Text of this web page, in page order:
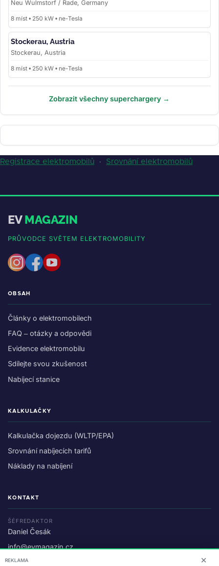
Neu Wulmstorf / Rade, Germany
8 míst • 250 kW • ne-Tesla
Stockerau, Austria
Stockerau, Austria
8 míst • 250 kW • ne-Tesla
Zobrazit všechny superchargery →
Registrace elektromobilů · Srovnání elektromobilů
EVMAGAZIN
PRŮVODCE SVĚTEM ELEKTROMOBILITY
OBSAH
Články o elektromobilech
FAQ – otázky a odpovědi
Evidence elektromobilu
Sdílejte svou zkušenost
Nabíjecí stanice
KALKULAČKY
Kalkulačka dojezdu (WLTP/EPA)
Srovnání nabíjecích tarifů
Náklady na nabíjení
KONTAKT
ŠÉFREDAKTOR
Daniel Česák
info@evmagazin.cz
O nás
REKLAMA ✕